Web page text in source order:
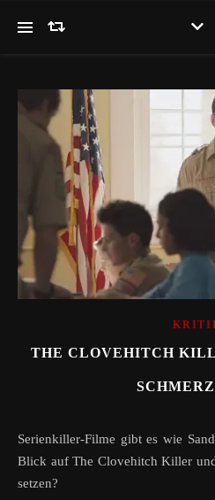
THE CLOVEHITCH
Serienkiller-Filme gibt es wie Sand am Meer. Lohnt sich da ein
Blick auf The Clovehitch Killer
setzen?